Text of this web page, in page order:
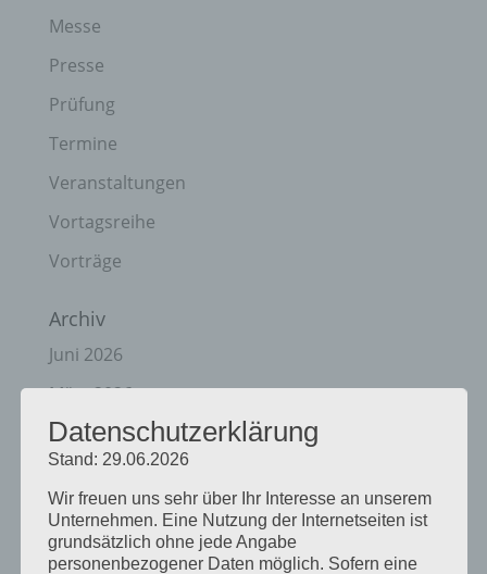
Messe
Presse
Prüfung
Termine
Veranstaltungen
Vortagsreihe
Vorträge
Archiv
Juni 2026
März 2026
Januar 2026
Dezember 2025
April 2025
März 2025
Datenschutzerklärung
Stand: 29.06.2026
Wir freuen uns sehr über Ihr Interesse an unserem
Unternehmen. Eine Nutzung der Internetseiten ist
grundsätzlich ohne jede Angabe
personenbezogener Daten möglich. Sofern eine